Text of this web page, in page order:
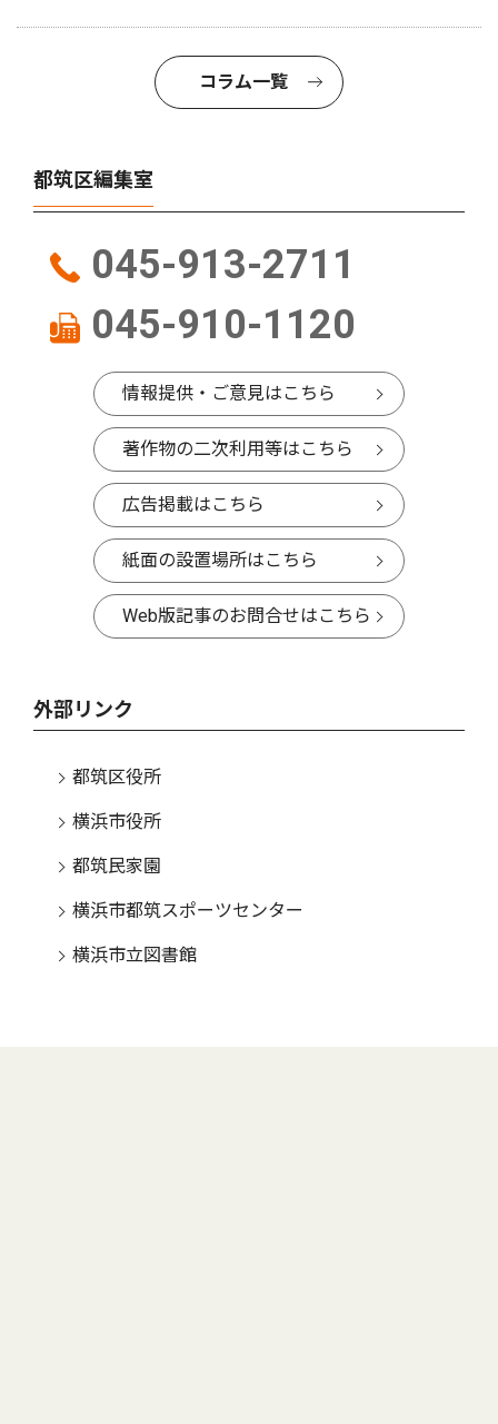
コラム一覧
都筑区編集室
045-913-2711
045-910-1120
情報提供・ご意見はこちら
著作物の二次利用等はこちら
広告掲載はこちら
紙面の設置場所はこちら
Web版記事のお問合せはこちら
外部リンク
都筑区役所
横浜市役所
都筑民家園
横浜市都筑スポーツセンター
横浜市立図書館